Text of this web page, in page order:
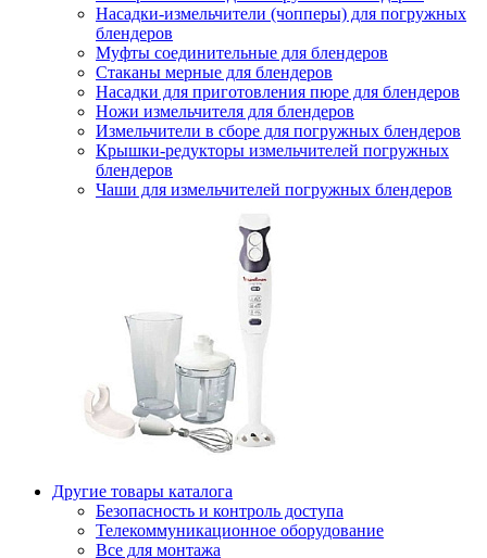
Насадки-измельчители (чопперы) для погружных
блендеров
Муфты соединительные для блендеров
Стаканы мерные для блендеров
Насадки для приготовления пюре для блендеров
Ножи измельчителя для блендеров
Измельчители в сборе для погружных блендеров
Крышки-редукторы измельчителей погружных
блендеров
Чаши для измельчителей погружных блендеров
Другие товары каталога
Безопасность и контроль доступа
Телекоммуникационное оборудование
Все для монтажа